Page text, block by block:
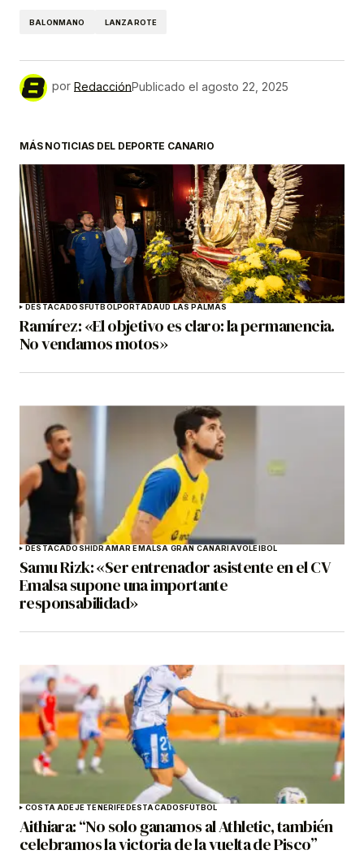
BALONMANO LANZAROTE
por RedacciónPublicado el agosto 22, 2025
MÁS NOTICIAS DEL DEPORTE CANARIO
DESTACADOSFÚTBOLPORTADAUD LAS PALMAS
Ramírez: «El objetivo es claro: la permanencia.
No vendamos motos»
DESTACADOSHIDRAMAR EMALSA GRAN CANARIAVOLEIBOL
Samu Rizk: «Ser entrenador asistente en el CV
Emalsa supone una importante
responsabilidad»
COSTA ADEJE TENERIFEDESTACADOSFÚTBOL
Aithiara: “No solo ganamos al Athletic, también
celebramos la victoria de la vuelta de Pisco”